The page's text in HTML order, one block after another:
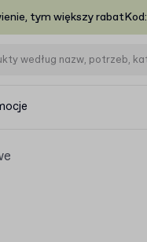
tym większy rabatKod: